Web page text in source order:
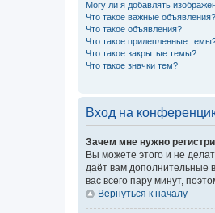
Могу ли я добавлять
Что такое важные объявления?
Что такое объявления?
Что такое прилепленные
Что такое закрытые темы?
Что такое значки тем?
Вход на
Зачем мне нужно
Вы можете этого и не
даёт вам дополнительные
вас всего пару минут,
Вернуться к началу